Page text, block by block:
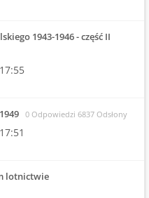
1943-1946 - część II
0 Odpowiedzi 6837 Odsłony
lotnictwie